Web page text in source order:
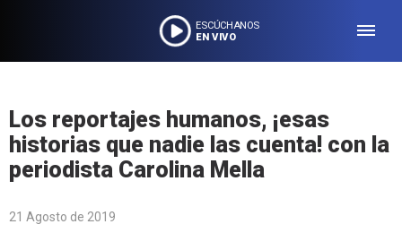
ESCÚCHANOS
EN VIVO
Los reportajes humanos, ¡esas
historias que nadie las cuenta! con la
periodista Carolina Mella
21 Agosto de 2019